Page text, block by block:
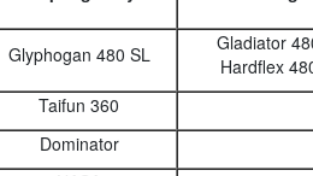
Glyphogan 480 SL
Gladiator
Hardflex
Taifun 360
Dominator